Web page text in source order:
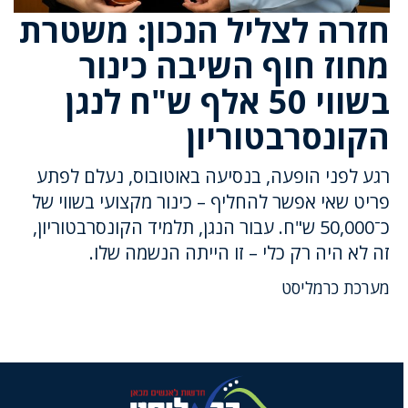
חזרה לצליל הנכון: משטרת
מחוז חוף השיבה כינור
בשווי 50 אלף ש"ח לנגן
הקונסרבטוריון
רגע לפני הופעה, בנסיעה באוטובוס, נעלם לפתע
פריט שאי אפשר להחליף – כינור מקצועי בשווי של
כ־50,000 ש"ח. עבור הנגן, תלמיד הקונסרבטוריון,
זה לא היה רק כלי – זו הייתה הנשמה שלו.
מערכת כרמליסט